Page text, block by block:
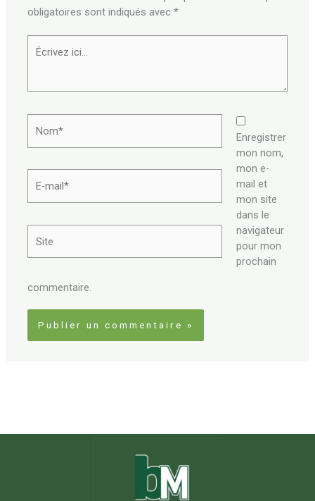
obligatoires sont indiqués avec*
Écrivez
ici…
mail*
Enregistrer
mon nom,
mon e-
mail et
mon site
dans le
navigateur
pour mon
prochain
commentaire.